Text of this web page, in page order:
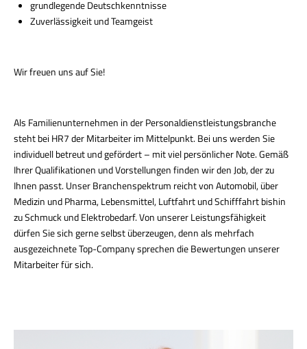
grundlegende Deutschkenntnisse
Zuverlässigkeit und Teamgeist
Wir freuen uns auf Sie!
Als Familienunternehmen in der Personaldienstleistungsbranche
steht bei HR7 der Mitarbeiter im Mittelpunkt. Bei uns werden Sie
individuell betreut und gefördert – mit viel persönlicher Note. Gemäß
Ihrer Qualifikationen und Vorstellungen finden wir den Job, der zu
Ihnen passt. Unser Branchenspektrum reicht von Automobil, über
Medizin und Pharma, Lebensmittel, Luftfahrt und Schifffahrt bishin
zu Schmuck und Elektrobedarf. Von unserer Leistungsfähigkeit
dürfen Sie sich gerne selbst überzeugen, denn als mehrfach
ausgezeichnete Top-Company sprechen die Bewertungen unserer
Mitarbeiter für sich.